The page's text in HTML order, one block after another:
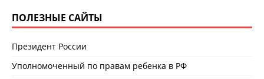
ПОЛЕЗНЫЕ САЙТЫ
Президент России
Уполномоченный по правам ребенка в РФ